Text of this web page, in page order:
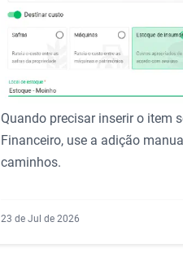
Quando precisar inserir o item
Financeiro, use a adição
caminhos.
23 de Jul de 2026